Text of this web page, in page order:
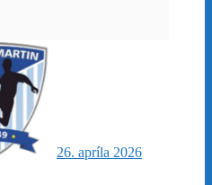
26. apríla 2026